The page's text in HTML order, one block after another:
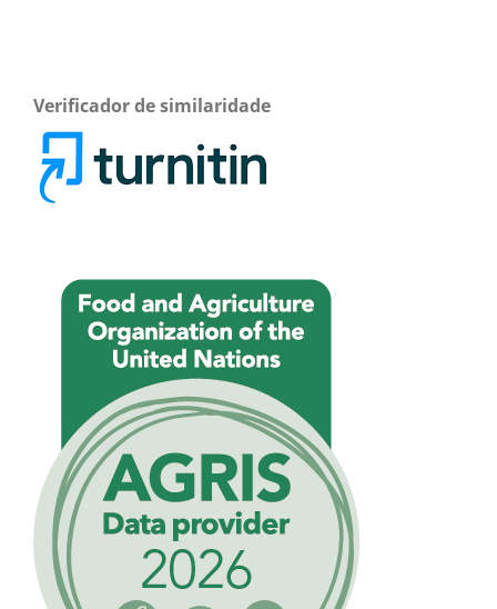
Verificador de similaridade